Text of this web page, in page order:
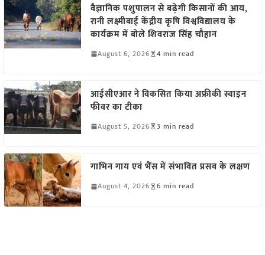
वैज्ञानिक पशुपालन से बढ़ेगी किसानों की आय,
रानी लक्ष्मीबाई केंद्रीय कृषि विश्वविद्यालय के
कार्यक्रम में बोले शिवराज सिंह चौहान
August 6, 2026 4 min read
आईसीएआर ने विकसित किया अफ्रीकी स्वाइन
फीवर का टीका
August 5, 2026 3 min read
गाभिन गाय एवं भैंस में संभावित प्रसव के लक्षण
August 4, 2026 6 min read